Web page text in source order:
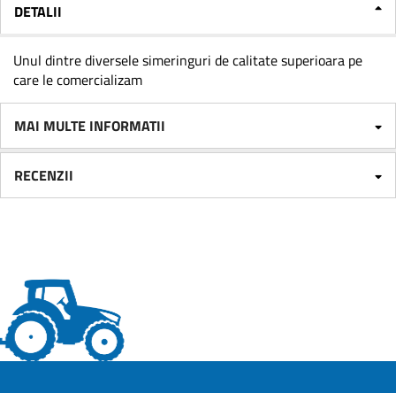
DETALII
Unul dintre diversele simeringuri de calitate superioara pe
care le comercializam
MAI MULTE INFORMATII
RECENZII